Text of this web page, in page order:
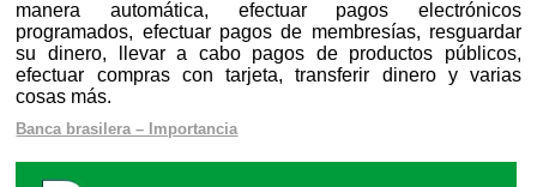
manera automática, efectuar pagos electrónicos
programados, efectuar pagos de membresías, resguardar
su dinero, llevar a cabo pagos de productos públicos,
efectuar compras con tarjeta, transferir dinero y varias
cosas más.
Banca brasilera – Importancia